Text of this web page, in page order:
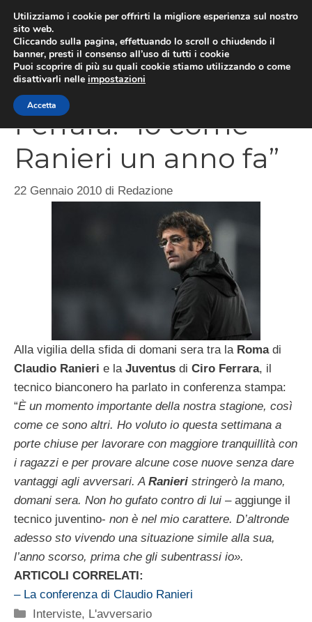
contenuto
Ferrara: “Io come
Ranieri un anno fa”
22 Gennaio 2010 di Redazione
Alla vigilia della sfida di domani sera tra la Roma di
Claudio Ranieri e la Juventus di Ciro Ferrara, il
tecnico bianconero ha parlato in conferenza stampa:
“È un momento importante della nostra stagione, così
come ce sono altri. Ho voluto io questa settimana a
porte chiuse per lavorare con maggiore tranquillità con
i ragazzi e per provare alcune cose nuove senza dare
vantaggi agli avversari. A Ranieri stringerò la mano,
domani sera. Non ho gufato contro di lui – aggiunge il
tecnico juventino- non è nel mio carattere. D’altronde
adesso sto vivendo una situazione simile alla sua,
l’anno scorso, prima che gli subentrassi io».
ARTICOLI CORRELATI:
– La conferenza di Claudio Ranieri
Categorie
Interviste, L'avversario
Utilizziamo i cookie per offrirti la migliore esperienza sul nostro
sito web.
Cliccando sulla pagina, effettuando lo scroll o chiudendo il
banner, presti il consenso all’uso di tutti i cookie
Puoi scoprire di più su quali cookie stiamo utilizzando o come
disattivarli nelle impostazioni
Accetta